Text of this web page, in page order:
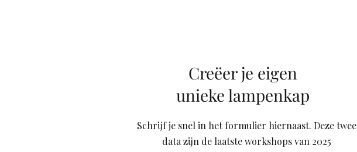
Creëer je eigen
unieke lampenkap
Schrijf je snel in het formulier hiernaast. Deze twee
data zijn de laatste workshops van 2025